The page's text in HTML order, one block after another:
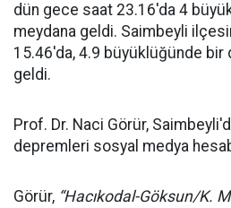
dün gece saat 23.16'da 4
meydana geldi. Saimbeyli
15.46'da, 4.9 büyüklüğünde bir
geldi.
Prof. Dr. Naci Görür,
depremleri sosyal medya
Görür, “Hacıkodal-Göksun/K.